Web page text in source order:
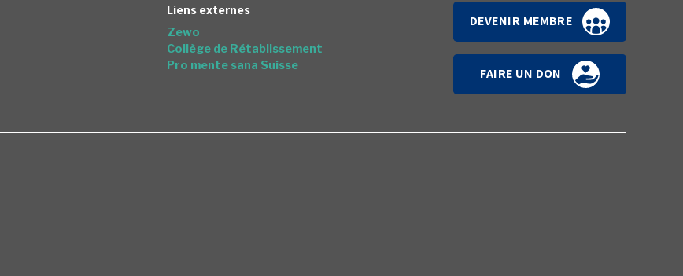
Liens externes
Zewo
Collège de Rétablissement
Pro mente sana Suisse
DEVENIR MEMBRE
FAIRE UN DON